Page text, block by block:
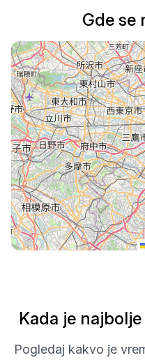
Gde se
Kada je
Pogledaj kakvo je